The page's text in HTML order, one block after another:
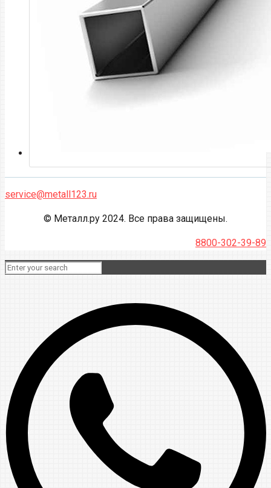
service@metall123.ru
© Металл.ру 2024. Все права защищены.
8800-302-39-89